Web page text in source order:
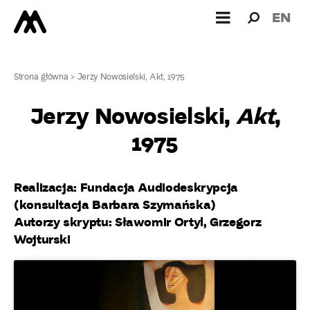
dla: EN
Strona główna>Jerzy Nowosielski, Akt, 1975
Jerzy Nowosielski,Akt,
1975
Realizacja: Fundacja Audiodeskrypcja
(konsultacja Barbara Szymańska)
Autorzy skryptu: Sławomir Ortyl, Grzegorz
Wojturski